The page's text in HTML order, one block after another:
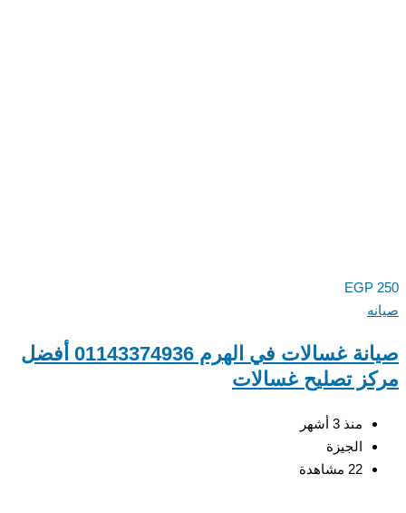
EGP
صيانة غسالات في الهرم 01143374936 أفضل
تصليح غسالات
منذ 3 أشهر
الجيزة